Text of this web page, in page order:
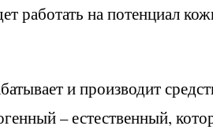
работать на потенциал
и производит
– естественный,